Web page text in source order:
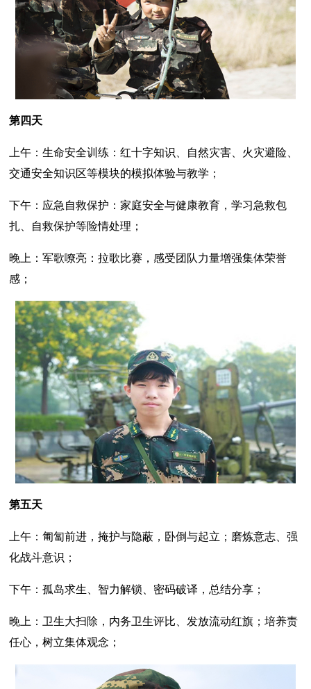
第四天
上午：生命安全训练：红十字知识、自然灾害、火灾避险、
交通安全知识区等模块的模拟体验与教学；
下午：应急自救保护：家庭安全与健康教育，学习急救包
扎、自救保护等险情处理；
晚上：军歌嘹亮：拉歌比赛，感受团队力量增强集体荣誉
感；
第五天
上午：匍匐前进，掩护与隐蔽，卧倒与起立；磨炼意志、强
化战斗意识；
下午：孤岛求生、智力解锁、密码破译，总结分享；
晚上：卫生大扫除，内务卫生评比、发放流动红旗；培养责
任心，树立集体观念；